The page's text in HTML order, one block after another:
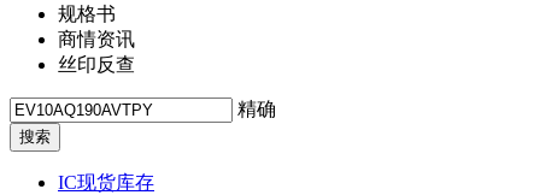
规格书
商情资讯
丝印反查
精确
IC现货库存